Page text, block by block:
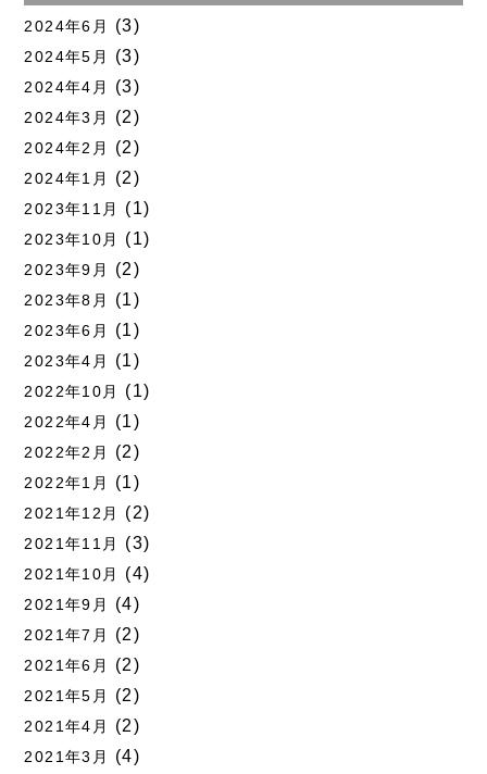
2024年6月 (3)
2024年5月 (3)
2024年4月 (3)
2024年3月 (2)
2024年2月 (2)
2024年1月 (2)
2023年11月 (1)
2023年10月 (1)
2023年9月 (2)
2023年8月 (1)
2023年6月 (1)
2023年4月 (1)
2022年10月 (1)
2022年4月 (1)
2022年2月 (2)
2022年1月 (1)
2021年12月 (2)
2021年11月 (3)
2021年10月 (4)
2021年9月 (4)
2021年7月 (2)
2021年6月 (2)
2021年5月 (2)
2021年4月 (2)
2021年3月 (4)